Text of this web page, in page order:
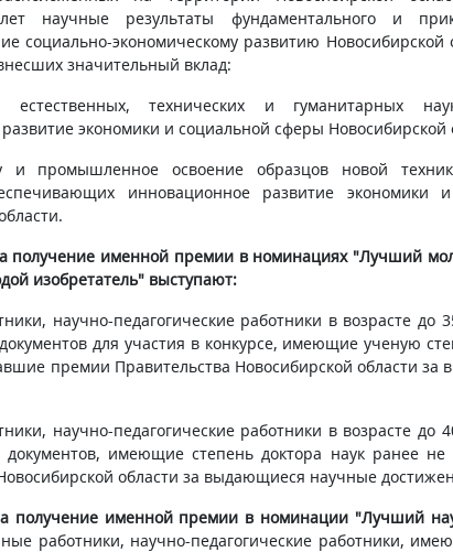
научные результаты фундаментального и
социально-экономическому развитию Новосибирской
значительный вклад:
технических и гуманитарных
экономики и социальной сферы Новосибирской
и промышленное освоение образцов новой
инновационное развитие экономики
получение именной премии в номинациях "Лучший
изобретатель" выступают:
научно-педагогические работники в возрасте до
для участия в конкурсе, имеющие ученую
премии Правительства Новосибирской области
научно-педагогические работники в возрасте до
документов, имеющие степень доктора наук ранее
области за выдающиеся научные
получение именной премии в номинации "Лучший
работники, научно-педагогические работники,